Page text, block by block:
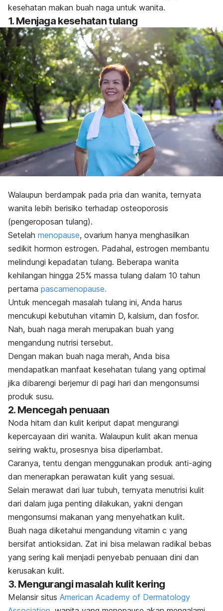
kesehatan makan buah naga untuk wanita.
1. Menjaga kesehatan tulang
Walaupun berdampak pada pria dan wanita, ternyata
wanita lebih berisiko terhadap osteoporosis
(pengeroposan tulang).
Setelah menopause, ovarium hanya menghasilkan
sedikit hormon estrogen. Padahal, estrogen membantu
melindungi kepadatan tulang. Beberapa wanita
kehilangan hingga 25% massa tulang dalam 10 tahun
pertama pascamenopause.
Untuk mencegah masalah tulang ini, Anda harus
mencukupi kebutuhan vitamin D, kalsium, dan fosfor.
Nah, buah naga merah merupakan buah yang
mengandung nutrisi tersebut.
Dengan makan buah naga merah, Anda bisa
mendapatkan manfaat kesehatan tulang yang optimal
jika dibarengi berjemur di pagi hari dan mengonsumsi
produk susu.
2. Mencegah penuaan
Noda hitam dan kulit keriput dapat mengurangi
kepercayaan diri wanita. Walaupun kulit akan menua
seiring waktu, prosesnya bisa diperlambat.
Caranya, tentu dengan menggunakan produk anti-aging
dan menerapkan perawatan kulit yang sesuai.
Selain merawat dari luar tubuh, ternyata menutrisi kulit
dari dalam juga penting dilakukan, yakni dengan
mengonsumsi makanan yang menyehatkan kulit.
Buah naga diketahui mengandung vitamin c yang
bersifat antioksidan. Zat ini bisa melawan radikal bebas
yang sering kali menjadi penyebab penuaan dini dan
kerusakan kulit.
3. Mengurangi masalah kulit kering
Melansir situs American Academy of Dermatology